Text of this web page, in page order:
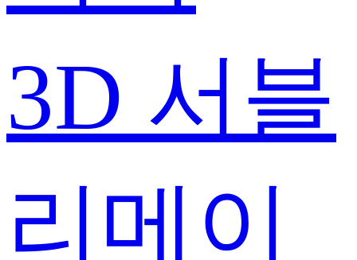
3D 서블
리메이